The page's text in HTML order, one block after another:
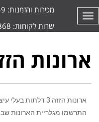
מכירות והזמנות: 077-9977949
שרות לקוחות: 03-9628868
תפריט
ארונות הזזה 3
ארונות הזזה 3
התרשמו מגלריית הארונות